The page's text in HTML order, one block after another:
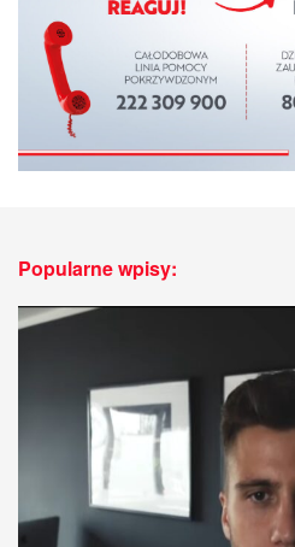
Popularne wpisy: